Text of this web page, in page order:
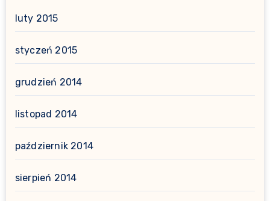
luty 2015
styczeń 2015
grudzień 2014
listopad 2014
październik 2014
sierpień 2014